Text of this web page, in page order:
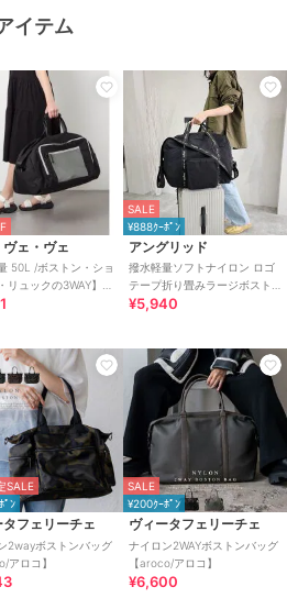
”。“We can become anything, and go
やすく、使いやすいアイテムをラインナ
グランデ
ムエス
／ボストンバッグ
ース
／ボストンバッグ
ク、ダークブラック、グレ
ュ
イズ
ステル (撥水加工)
取り扱い方法
テル素材 /無地
ロゴ
幅46cm以上)
ライフスタ
フィットネス・ヨガ /ゴ
イテム
ヴェ・ヴェ
50L /ボストン・ショ
リュックの3WAY】旅
トンバック
SALE
¥888ｸｰﾎﾟﾝ
アングリッド
撥水軽量ソフトナイロン ロゴ
テープ折り畳みラージボスト
ンバッグ
¥5,940
SALE
ﾟﾝ
タフェリーチェ
2wayボストンバッグ
アロコ】
SALE
¥200ｸｰﾎﾟﾝ
ヴィータフェリーチェ
ナイロン2WAYボストンバッグ
【aroco/アロコ】
¥6,600